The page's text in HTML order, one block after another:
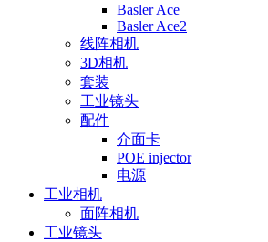
Basler Ace
Basler Ace2
线阵相机
3D相机
套装
工业镜头
配件
介面卡
POE injector
电源
工业相机
面阵相机
工业镜头